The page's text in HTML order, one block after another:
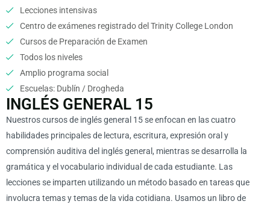
Lecciones intensivas
Centro de exámenes registrado del Trinity College London
Cursos de Preparación de Examen
Todos los niveles
Amplio programa social
Escuelas: Dublín / Drogheda
INGLÉS GENERAL 15
Nuestros cursos de inglés general 15 se enfocan en las cuatro
habilidades principales de lectura, escritura, expresión oral y
comprensión auditiva del inglés general, mientras se desarrolla la
gramática y el vocabulario individual de cada estudiante. Las
lecciones se imparten utilizando un método basado en tareas que
involucra temas y temas de la vida cotidiana. Usamos un libro de